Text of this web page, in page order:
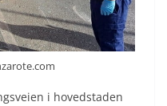
i hovedstaden